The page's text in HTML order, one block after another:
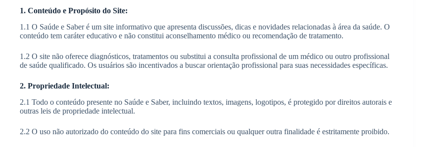
1. Conteúdo e Propósito do Site:
1.1 O Saúde e Saber é um site informativo que apresenta discussões, dicas e novidades relacionadas à área da saúde. O
conteúdo tem caráter educativo e não constitui aconselhamento médico ou recomendação de tratamento.
1.2 O site não oferece diagnósticos, tratamentos ou substitui a consulta profissional de um médico ou outro profissional
de saúde qualificado. Os usuários são incentivados a buscar orientação profissional para suas necessidades específicas.
2. Propriedade Intelectual:
2.1 Todo o conteúdo presente no Saúde e Saber, incluindo textos, imagens, logotipos, é protegido por direitos autorais e
outras leis de propriedade intelectual.
2.2 O uso não autorizado do conteúdo do site para fins comerciais ou qualquer outra finalidade é estritamente proibido.